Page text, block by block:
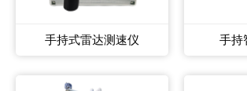
手持式雷达测速仪 手持